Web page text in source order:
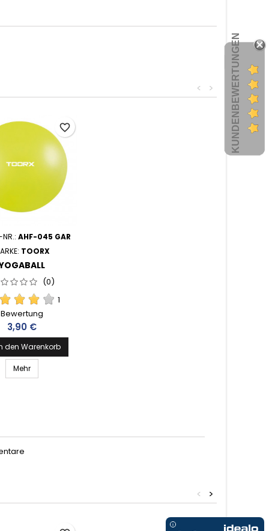
>
<
NR.: AHF-045 GAR
TOORX
(0)
1
Bewertung
Preis
3,90 €
den Warenkorb
Mehr
favorite_border
>
<
KUNDENBEWERTUNGEN